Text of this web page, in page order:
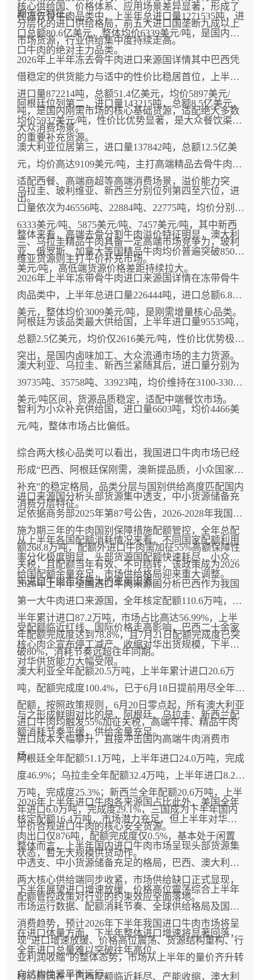
期运行特征。
核心供给国、价格体系、应用场景差异显著，形成了
分层化的进口供给格局，前五大进口国垄断九成以上
市场货源，行业供给集中度持续走高。
在冻去骨牛肉品类中，上半年总进口量1271535吨，进
口总额80.6亿美元，整体均价6339美元/吨，是国内进
口牛肉的绝对主力品类。
2026年上半年冻去骨牛肉进口来源国详情其中巴西凭
借稳定的供货能力与适中的性价比稳居首位，上半年
进口量872214吨，总额51.4亿美元，均价5897美元/
吨，是国内刚需市场的核心基础货源，适配绝大多数
大众消费场景。
阿根廷位列第二，进口量143215吨，总额8.5亿美元，
均价5937美元/吨，性价比优势显著，是大众餐饮渠道
的重要补充货源。
澳大利亚位居第三，进口量137842吨，总额12.5亿美
元，均价高达9109美元/吨，主打高端精品去骨牛肉，
适配西餐、高端商超等高端消费场景，溢价能力突
出。
乌拉圭、玻利维亚、新西兰分别位列第四至六位，进
口量依次为46556吨、22884吨、22775吨，均价分别为
6333美元/吨、5875美元/吨、7457美元/吨，其中新西
兰、乌拉圭精品牛肉具备一定高端市场竞争力，玻利
维亚货源则主打平价补充市场。
整体来看，高端去骨分割牛肉溢价特征明显，澳大利
亚、俄罗斯、加拿大等国精品牛肉均价普遍突破8500
美元/吨，高低端货源价格差距持续拉大。
2026年上半年冻带骨牛肉进口来源国详情在冻带骨牛
肉品类中，上半年总进口量226444吨，进口总额6.8亿
美元，整体均价3009美元/吨，是刚需增量核心品类。
阿根廷为该品类最大供给国，上半年进口量95535吨，
总额2.5亿美元，均价仅2616美元/吨，性价比优势极为
突出，是国内卤味加工、大众流通市场的主力货源。
澳大利亚、乌拉圭、新西兰紧随其后，进口量分别为
39735吨、35758吨、33923吨，均价维持在3100-3300
美元/吨区间，货源品质稳定，适配中端餐饮市场。
智利为小众补充供给国，进口量6603吨，均价4466美
元/吨，整体市场占比偏低。
综合两大核心品类可以看出，我国进口牛肉市场已经
形成“巴西、阿根廷保刚需，澳新提品质，小众国家做
补充”的稳定格局，品类分层与国别供给高度匹配国内
消费分层特征。
进口来源国分析头部货源集中透支，中小货源储备充
足依据商务部2025年第87号公告，2026-2028年我国实
施为期三年的牛肉国别保障措施配额管控，全年总配
额268.8万吨，配额外进口牛肉需加征55%高额保障性
关税，且配额当年有效、不可结转，该政策成为2026
年进口牛肉市场最大的变量因素。
从上半年各国配额消耗情况来看，不同国家配额利用
率分化极度明显，头部货源国配额快速耗尽，小众供
给国配额余量充足，市场供给格局迎来重大调整。
2026年上半年全国进口牛肉来源国分析巴西作为我国
第一大牛肉进口来源国，全年核定配额110.6万吨，上
半年累计进口87.2万吨，市场占比高达56.99%，上半
年配额完成度达到78.8%，且7月21日配额完成度已突
破80%，消耗节奏远超往年同期。
受配额临近红线、国际价格走高影响，巴西二十余家
核心肉企宣布停工减产、收缩对华出货规模，下半年
对华供货能力大幅受限。
澳大利亚全年配额20.5万吨，上半年累计进口20.6万
吨，配额完成度100.4%，已于6月18日提前用尽全年
配额，按照政策规则，6月20日零点起，所有澳大利亚
进口牛肉均触发55%加征关税，高端牛排、精品牛肉
进口成本大幅攀升，直接冲击国内高端牛肉消费市
场。
与之形成鲜明对比的是，阿根廷、乌拉圭、新西兰配
额消耗节奏平缓，供给余量充足。
阿根廷全年配额51.1万吨，上半年进口24.0万吨，完成
度46.9%；乌拉圭全年配额32.4万吨，上半年进口8.2
万吨，完成度25.3%；新西兰全年配额20.6万吨，上半
年进口6.0万吨，完成度29.1%，三国成为下半年国内
平价合规进口牛肉的核心安全货源。
2026年上半年进口牛肉各来源国占比此外，美国全年
核定配额16.4万吨，市场潜力充足，但上半年对华牛
肉出口仅876吨，配额完成度仅0.5%，基本处于闲置
状态，暂无大规模供货动作。
整体而言，上半年国内进口牛肉市场呈现头部货源集
中透支、中小货源储备充足的格局，巴西、澳大利亚
两大核心供给端同步收紧，市场供给缺口正式显现，
配额管控政策对行业的约束效应全面落地。
下半年展望进口增速放缓、价格高位震荡综合上半年
市场运行数据、配额消耗节奏、全球供给格局及国内
消费趋势，预计2026年下半年我国进口牛肉市场将呈
现“进口增速放缓、价格高位震荡、货源结构重构、行
业利润收缩”的整体态势，市场从上半年的量价齐升转
向结构性紧平衡运行。
在进口体量方面，下半年整体进口增速将显著回落，
全年进口总量难以突破往年高位。
核心原因在于巴西配额临近耗尽、产能收缩，澳大利